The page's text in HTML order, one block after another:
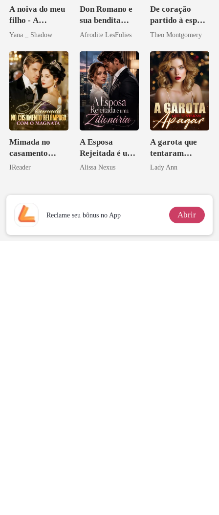
A noiva do meu
filho - A
Redenção do
Yana _ Shadow
Don Romano e
sua bendita
ruína
Afrodite LesFolies
De coração
partido à esposa
de um bilionário
Theo Montgomery
Mimada no
casamento
relâmpago com
IReader
A Esposa
Rejeitada é uma
Zilionária
Alissa Nexus
A garota que
tentaram
apagar
Lady Ann
Reclame seu bônus no App Abrir